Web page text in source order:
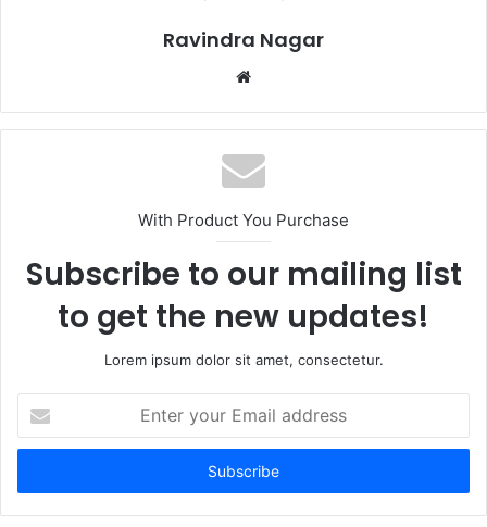
Ravindra Nagar
Website
With Product You Purchase
Subscribe to our mailing list
to get the new updates!
Lorem ipsum dolor sit amet, consectetur.
your
Email